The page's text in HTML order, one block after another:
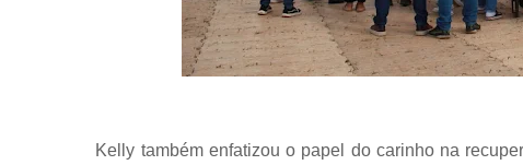
Kelly também enfatizou o papel do carinho na